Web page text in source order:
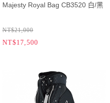
Majesty Royal Bag CB3520 白/黑
NT$21,000
NT$17,500